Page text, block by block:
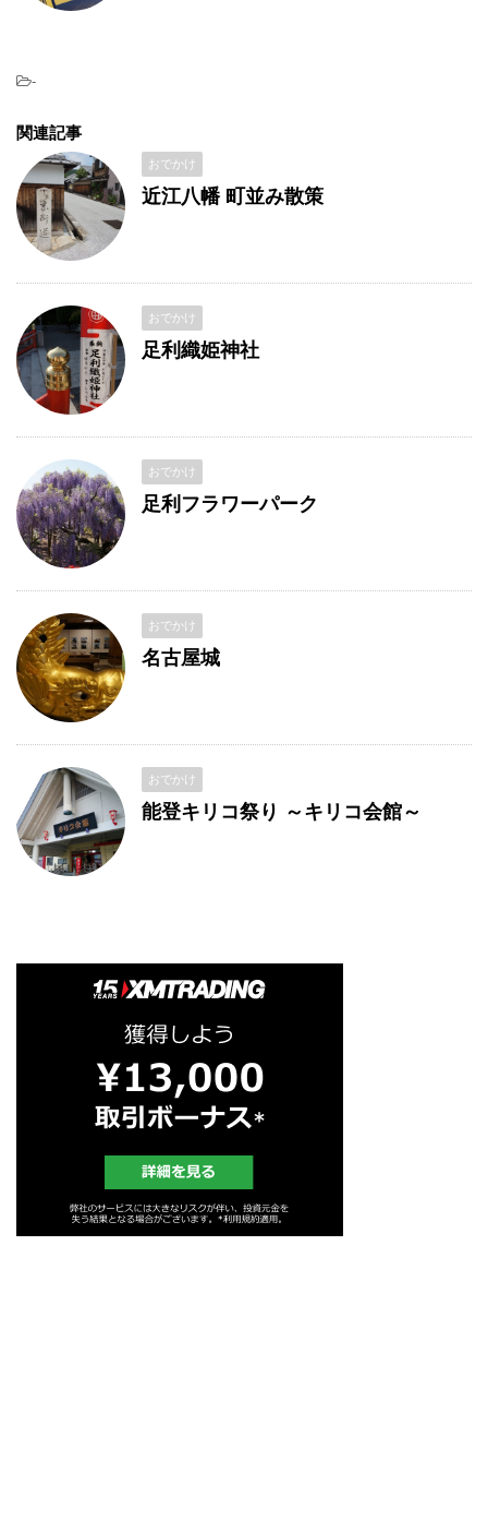
-
関連記事
おでかけ
近江八幡 町並み散策
おでかけ
足利織姫神社
おでかけ
足利フラワーパーク
おでかけ
名古屋城
おでかけ
能登キリコ祭り ～キリコ会館～